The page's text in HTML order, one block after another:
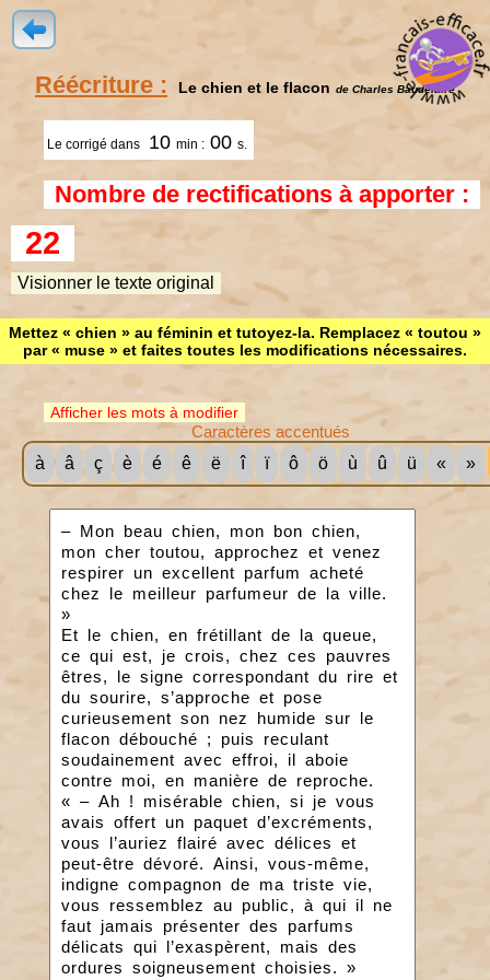
Réécriture : Le chien et le flacon de Charles Baudelaire
Le corrigé dans 10 min : 00 s.
Nombre de rectifications à apporter :
22
Visionner le texte original
Mettez « chien » au féminin et tutoyez-la. Remplacez « toutou »
par « muse » et faites toutes les modifications nécessaires.
Afficher les mots à modifier
Caractères accentués
à
â ç è é ê ë î ï ô ö ù û ü « »